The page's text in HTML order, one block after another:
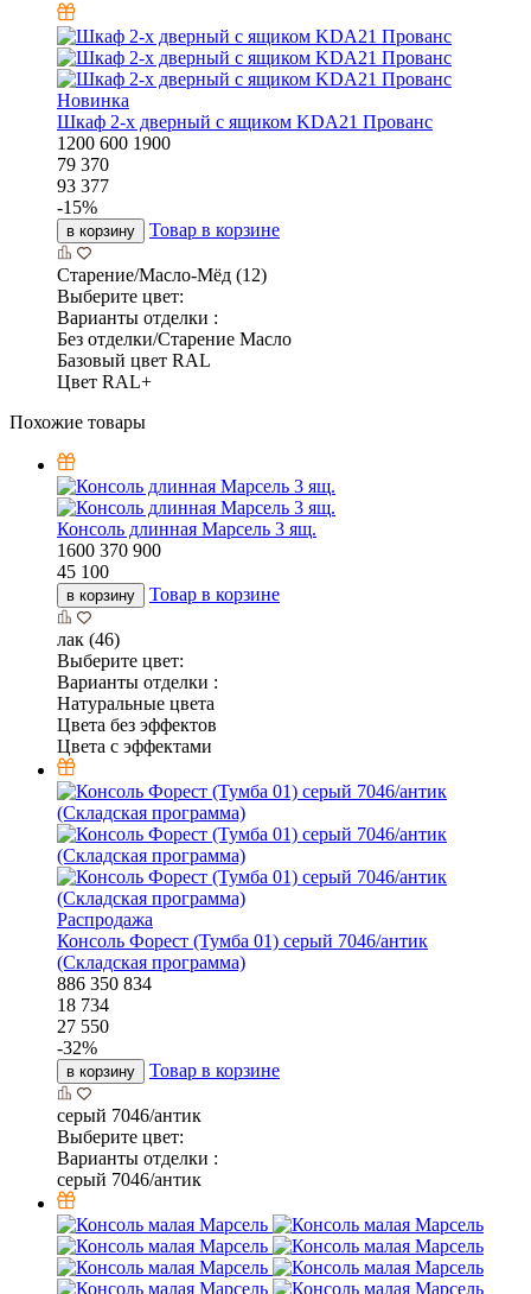
Новинка
Шкаф 2-х дверный с ящиком KDA21 Прованс
1200 600 1900
79 370
93 377
-15%
в корзину Товар в корзине
Старение/Масло-Мёд (12)
Выберите цвет:
Варианты отделки :
Без отделки/Старение Масло
Базовый цвет RAL
Цвет RAL+
Похожие товары
Консоль длинная Марсель 3 ящ.
1600 370 900
45 100
в корзину Товар в корзине
лак (46)
Выберите цвет:
Варианты отделки :
Натуральные цвета
Цвета без эффектов
Цвета с эффектами
Распродажа
Консоль Форест (Тумба 01) серый 7046/антик
(Складская программа)
886 350 834
18 734
27 550
-32%
в корзину Товар в корзине
серый 7046/антик
Выберите цвет:
Варианты отделки :
серый 7046/антик